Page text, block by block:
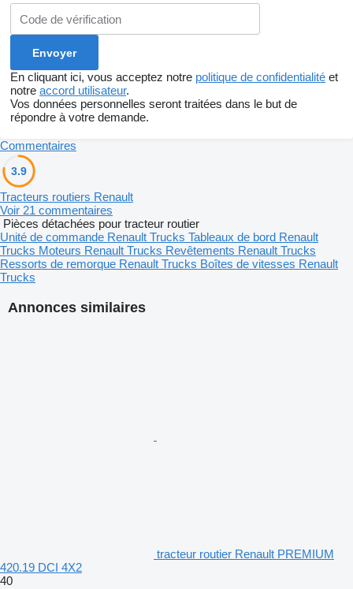
En cliquant ici, vous acceptez notre politique de confidentialité et
notre accord utilisateur.
Vos données personnelles seront traitées dans le but de
répondre à votre demande.
Annonces similaires
tracteur routier Renault PREMIUM
420.19 DCI 4X2
40
Commentaires
3.9
Tracteurs routiers Renault
Voir 21 commentaires
Pièces détachées pour tracteur routier
Unité de commande Renault Trucks Tableaux de bord Renault
Trucks Moteurs Renault Trucks Revêtements Renault Trucks
Ressorts de remorque Renault Trucks Boîtes de vitesses Renault
Trucks